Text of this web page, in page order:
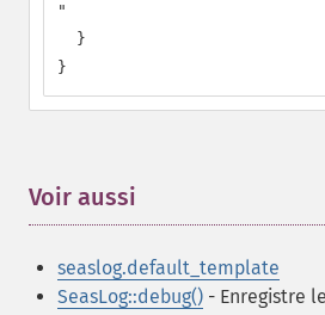
"
  }
}
Voir aussi
seaslog.default_template
SeasLog::debug() - Enregistre